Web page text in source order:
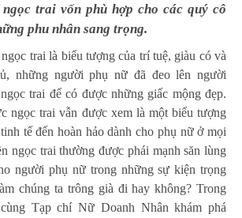
trai vốn phù hợp cho các quý cô
phu nhân sang trọng.
trai là biểu tượng của trí tuệ, giàu có và
những người phụ nữ đã đeo lên người
trai để có được những giấc mộng đẹp.
ngọc trai vẫn được xem là một biểu tượng
tế đến hoàn hảo dành cho phụ nữ ở mọi
ngọc trai thường được phái mạnh săn lùng
người phụ nữ trong những sự kiện trọng
chúng ta trông già đi hay không? Trong
Tạp chí Nữ Doanh Nhân khám phá